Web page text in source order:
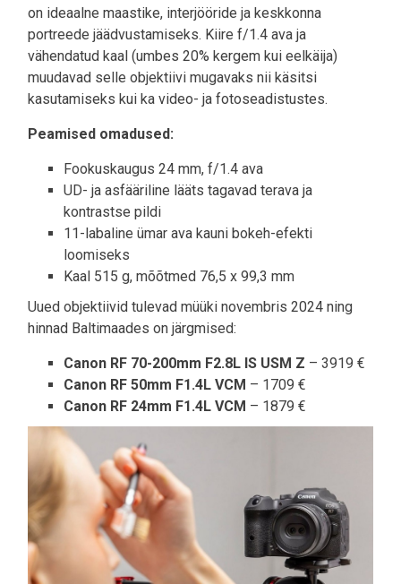
on ideaalne maastike, interjööride ja keskkonna
portreede jäädvustamiseks. Kiire f/1.4 ava ja
vähendatud kaal (umbes 20% kergem kui eelkäija)
muudavad selle objektiivi mugavaks nii käsitsi
kasutamiseks kui ka video- ja fotoseadistustes.
Peamised omadused:
Fookuskaugus 24 mm, f/1.4 ava
UD- ja asfääriline lääts tagavad terava ja
kontrastse pildi
11-labaline ümar ava kauni bokeh-efekti
loomiseks
Kaal 515 g, mõõtmed 76,5 x 99,3 mm
Uued objektiivid tulevad müüki novembris 2024 ning
hinnad Baltimaades on järgmised:
Canon RF 70-200mm F2.8L IS USM Z – 3919 €
Canon RF 50mm F1.4L VCM – 1709 €
Canon RF 24mm F1.4L VCM – 1879 €